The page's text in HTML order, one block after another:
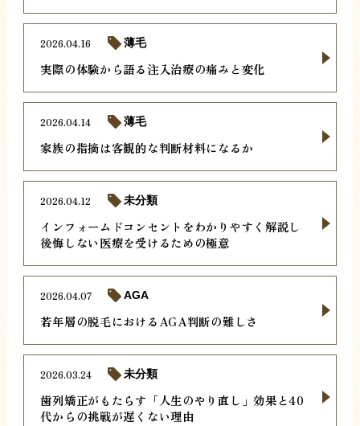
実際の体験から語る注入治療の痛みと変化
2026.04.16 薄毛
家族の指摘は客観的な判断材料になるか
2026.04.14 薄毛
インフォームドコンセントをわかりやすく解説し
後悔しない医療を受けるための極意
2026.04.12 未分類
若年層の脱毛におけるAGA判断の難しさ
2026.04.07 AGA
歯列矯正がもたらす「人生のやり直し」効果と40
代からの挑戦が遅くない理由
2026.03.24 未分類